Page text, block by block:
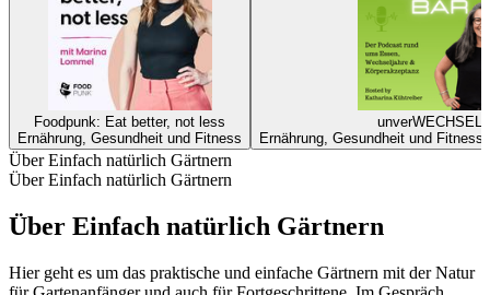
Foodpunk: Eat better, not less
Ernährung, Gesundheit und Fitness
Ernährung, Gesundheit und
Über Einfach natürlich Gärtnern
Über Einfach natürlich Gärtnern
Über Einfach natürlich Gärtnern
Hier geht es um das praktische und einfache Gärtnern mit der Natur